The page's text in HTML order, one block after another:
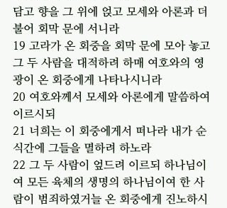
담고 향을 그 위에 얹고 모세와 아론과 더
불어 회막 문에 서니라
19 고라가 온 회중을 회막 문에 모아 놓고
그 두 사람을 대적하려 하매 여호와의 영
광이 온 회중에게 나타나시니라
20 여호와께서 모세와 아론에게 말씀하여
이르시되
21 너희는 이 회중에게서 떠나라 내가 순
식간에 그들을 멸하려 하노라
22 그 두 사람이 엎드려 이르되 하나님이
여 모든 육체의 생명의 하나님이여 한 사
람이 범죄하였거늘 온 회중에게 진노하시